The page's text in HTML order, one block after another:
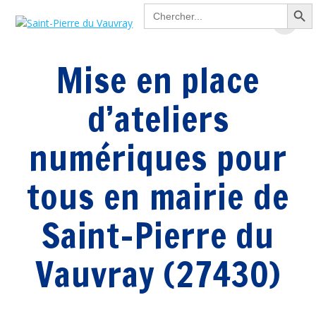
Search Search Button
Passer
au
Mise en place
d’ateliers
numériques pour
tous en mairie de
Saint-Pierre du
Vauvray (27430)